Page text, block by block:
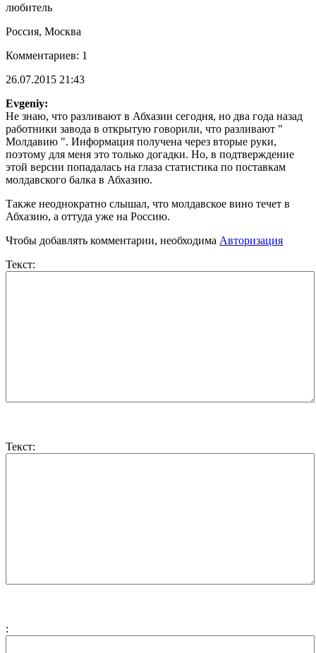
любитель
Россия, Москва
Комментариев: 1
26.07.2015 21:43
Evgeniy:
Не знаю, что разливают в Абхазии сегодня, но два года назад
работники завода в открытую говорили, что разливают "
Молдавию ". Информация получена через вторые руки,
поэтому для меня это только догадки. Но, в подтверждение
этой версии попадалась на глаза статистика по поставкам
молдавского балка в Абхазию.
Также неоднократно слышал, что молдавское вино течет в
Абхазию, а оттуда уже на Россию.
Чтобы добавлять комментарии, необходима Авторизация
Текст:
Текст:
: